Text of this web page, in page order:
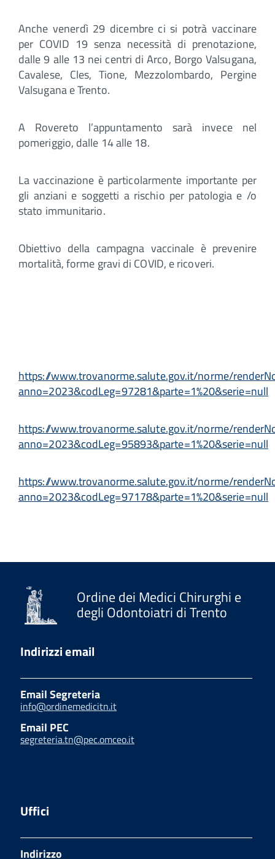
Anche venerdì 29 dicembre ci si potrà vaccinare
per COVID 19 senza necessità di prenotazione,
dalle 9 alle 13 nei centri di Arco, Borgo Valsugana,
Cavalese, Cles, Tione, Mezzolombardo, Pergine
Valsugana e Trento.
A Rovereto l’appuntamento sarà invece nel
pomeriggio, dalle 14 alle 18.
La vaccinazione è particolarmente importante per
gli anziani e soggetti a rischio per patologia e /o
stato immunitario.
Obiettivo della campagna vaccinale è prevenire
mortalità, forme gravi di COVID, e ricoveri.
https://www.trovanorme.salute.gov.it/norme/
anno=2023&codLeg=97281&parte=1%20&serie=null
https://www.trovanorme.salute.gov.it/norme/
anno=2023&codLeg=95893&parte=1%20&serie=null
https://www.trovanorme.salute.gov.it/norme/
anno=2023&codLeg=97178&parte=1%20&serie=null
Ordine dei Medici Chirurghi e
degli Odontoiatri di Trento
Indirizzi email
Email Segreteria
info@ordinemedicitn.it
Email PEC
segreteria.tn@pec.omceo.it
Uffici
Indirizzo